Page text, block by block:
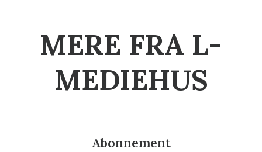
MERE FRA L-
MEDIEHUS
Abonnement